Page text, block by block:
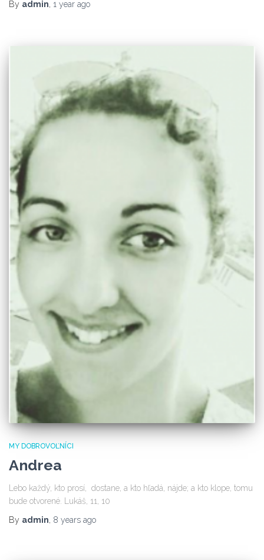
By admin, 1 year ago
MY DOBROVOĽNÍCI
Andrea
Lebo každý, kto prosí, dostane, a kto hľadá, nájde; a kto klope, tomu
bude otvorené. Lukáš, 11, 10
By admin, 8 years ago